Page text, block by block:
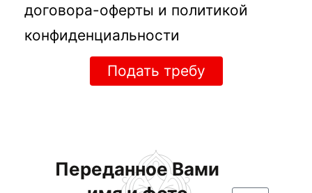
договора-оферты и политикой
конфиденциальности
Подать требу
Переданное Вами